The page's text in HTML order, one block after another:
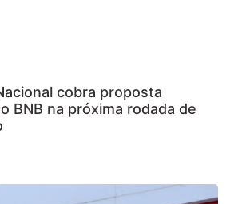
cobra proposta
BNB na próxima rodada de